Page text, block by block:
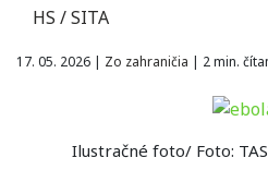
HS / SITA
17. 05. 2026 | Zo zahraničia | 2 min.
Ilustračné foto/ Foto: